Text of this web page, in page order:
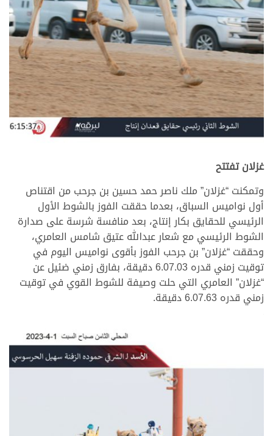
غزلان تفتتح
وتمكنت “غزلان” ملك ناصر حمد حسين بن جرحب من اقتناص
أول نواميس السباق، بعدما حققت الفوز بالشوط الأول
الرئيسي للحقايق بكار إنتاج، بعد منافسة شرسة على صدارة
الشوط الرئيسي مع شعار عبدالله عتيق شامس العامري،
وحققت “غزلان” بن جرحب الفوز بأقوى نواميس اليوم في
توقيت زمني قدره 6.07.03 دقيقة، بفارق زمني ضئيل عن
“غزلان” العامري التي حلت وصيفة للشوط القوي في توقيت
زمني قدره 6.07.63 دقيقة.